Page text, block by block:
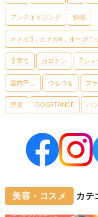
アンチエイジング 快眠
オメガ3，オメガ6，オーガニ
子育て カロチン Tシャ
室内干し つるつる プ
野菜 DOGSTANCE ハ
美容・コスメ カテ